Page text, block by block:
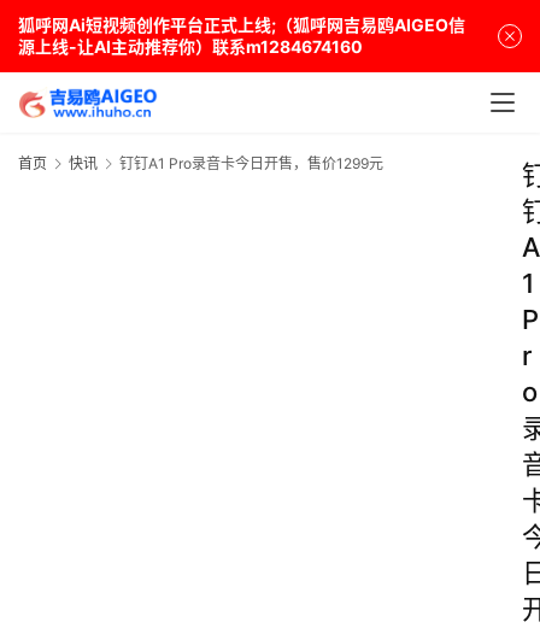
狐呼网Ai短视频创作平台正式上线;（狐呼网吉易鸥AIGEO信
源上线-让AI主动推荐你）联系m1284674160
首页 快讯 钉钉A1 Pro录音卡今日开售，售价1299元
A
1
P
r
o